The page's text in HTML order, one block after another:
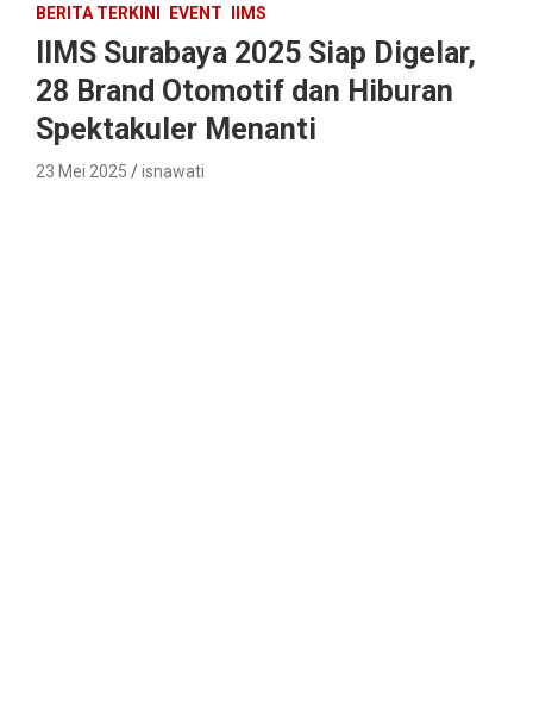
BERITA TERKINI EVENT IIMS
IIMS Surabaya 2025 Siap Digelar,
28 Brand Otomotif dan Hiburan
Spektakuler Menanti
23 Mei 2025 isnawati